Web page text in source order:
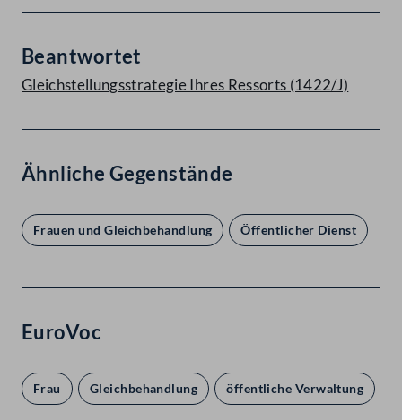
Beantwortet
Gleichstellungsstrategie Ihres Ressorts (1422/J)
Ähnliche Gegenstände
Frauen und Gleichbehandlung Öffentlicher Dienst
EuroVoc
Frau Gleichbehandlung öffentliche Verwaltung